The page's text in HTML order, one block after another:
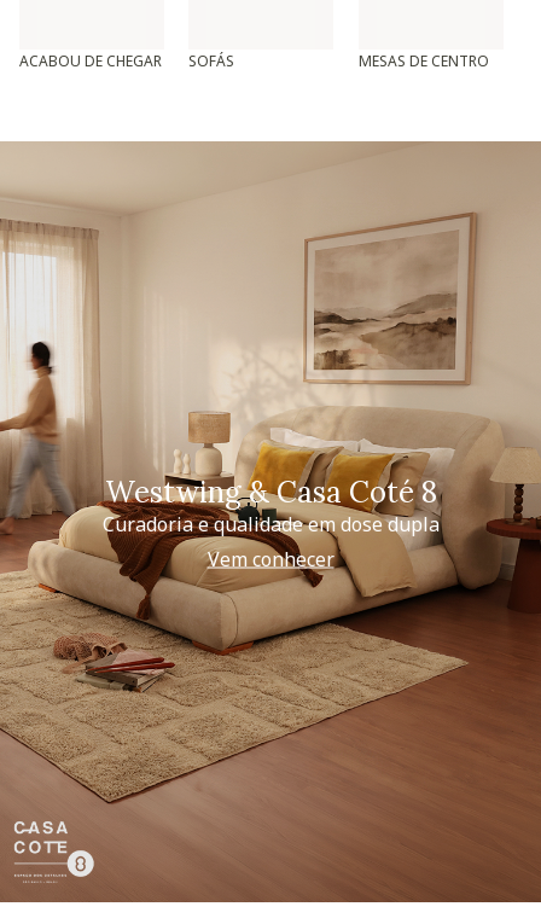
ACABOU DE CHEGAR SOFÁS MESAS DE CENTRO
Westwing & Casa Coté 8
Curadoria e qualidade em dose dupla
Vem conhecer